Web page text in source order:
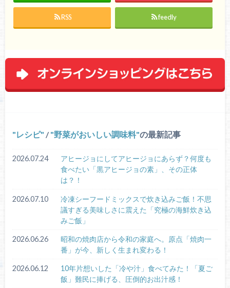
RSS feedly
レシピ / 野菜がおいしい調味料 の最新記事
2026.07.24
アヒージョにしてアヒージョにあらず？何度も
食べたい「黒アヒージョの素」、その正体
は？！
2026.07.10
冷凍シーフードミックスで炊き込みご飯！不思
議すぎる美味しさに震えた「究極の海鮮炊き込
みご飯」
2026.06.26
昭和の焼肉店から令和の家庭へ。原点「焼肉一
番」が今、新しく生まれ変わる！
2026.06.12
10年片想いした「冷や汁」食べてみた！「夏ご
飯」難民に捧げる、圧倒的お出汁感！